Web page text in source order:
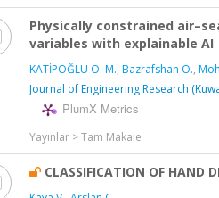
Physically constrained
variables with explainable AI
KATİPOĞLU O. M., Bazrafshan O.,
Journal of Engineering Research
PlumX Metrics
Yayınlar > Tam Makale
CLASSIFICATION OF HAND